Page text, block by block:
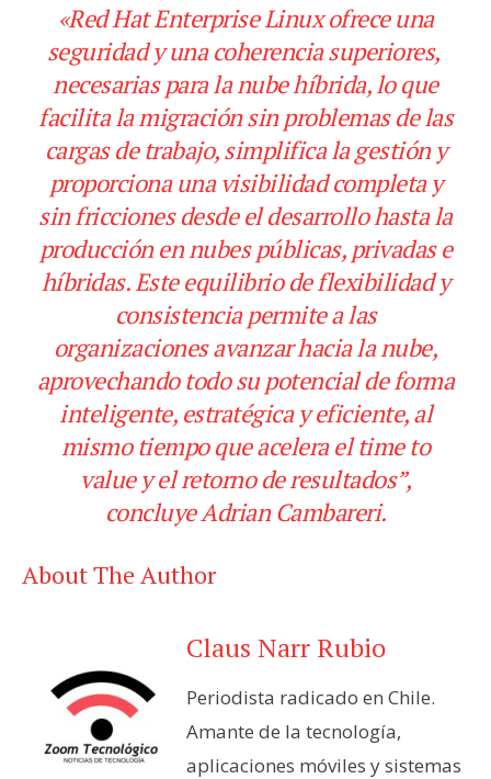
«Red Hat Enterprise Linux ofrece una
seguridad y una coherencia superiores,
necesarias para la nube híbrida, lo que
facilita la migración sin problemas de las
cargas de trabajo, simplifica la gestión y
proporciona una visibilidad completa y
sin fricciones desde el desarrollo hasta la
producción en nubes públicas, privadas e
híbridas. Este equilibrio de flexibilidad y
consistencia permite a las
organizaciones avanzar hacia la nube,
aprovechando todo su potencial de forma
inteligente, estratégica y eficiente, al
mismo tiempo que acelera eltime to
valuey el retorno de resultados”,
concluye Adrian Cambareri.
About The Author
Claus Narr Rubio
Periodista radicado en Chile.
Amante de la tecnología,
aplicaciones móviles y sistemas